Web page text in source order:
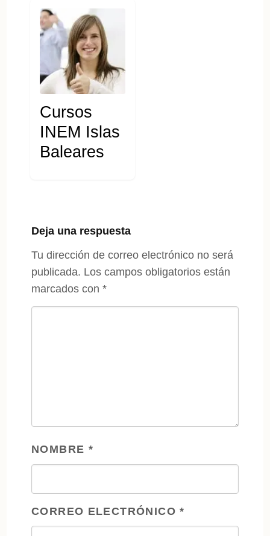
Cursos
INEM Islas
Baleares
Deja una respuesta
Tu dirección de correo electrónico no será
publicada. Los campos obligatorios están
marcados con *
NOMBRE *
CORREO ELECTRÓNICO*